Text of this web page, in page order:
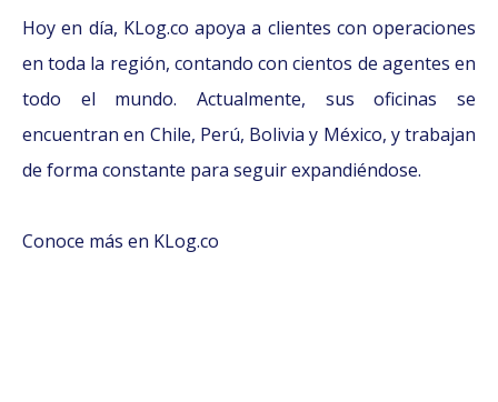
Hoy en día, KLog.co apoya a clientes con operaciones
en toda la región, contando con cientos de agentes en
todo el mundo. Actualmente, sus oficinas se
encuentran en Chile, Perú, Bolivia y México, y trabajan
de forma constante para seguir expandiéndose.
Conoce más en KLog.co